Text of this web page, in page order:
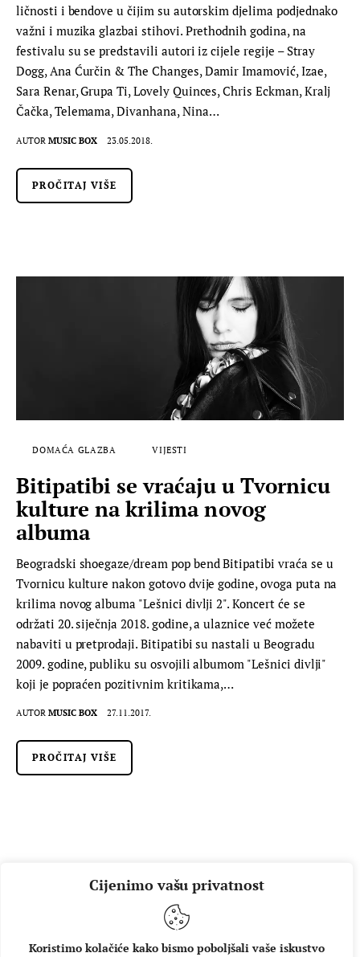
Cijenimo vašu privatnost
Koristimo kolačiće kako bismo poboljšali vaše iskustvo
ličnosti i bendove u čijim su autorskim djelima podjednako
važni i muzika glazbai stihovi. Prethodnih godina, na
festivalu su se predstavili autori iz cijele regije – Stray
Dogg, Ana Ćurčin & The Changes, Damir Imamović, Izae,
Sara Renar, Grupa Ti, Lovely Quinces, Chris Eckman, Kralj
Čačka, Telemama, Divanhana, Nina…
AUTOR MUSIC BOX 23.05.2018.
PROČITAJ VIŠE
DOMAĆA GLAZBA VIJESTI
Bitipatibi se vraćaju u Tvornicu
kulture na krilima novog
albuma
Beogradski shoegaze/dream pop bend Bitipatibi vraća se u
Tvornicu kulture nakon gotovo dvije godine, ovoga puta na
krilima novog albuma "Lešnici divlji 2". Koncert će se
održati 20. siječnja 2018. godine, a ulaznice već možete
nabaviti u pretprodaji. Bitipatibi su nastali u Beogradu
2009. godine, publiku su osvojili albumom "Lešnici divlji"
koji je popraćen pozitivnim kritikama,…
AUTOR MUSIC BOX 27.11.2017.
PROČITAJ VIŠE